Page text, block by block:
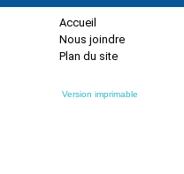
Accueil
Nous joindre
Plan du site
Version imprimable